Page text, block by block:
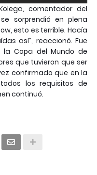
comentador del
sorprendió en plena
esto es terrible. Hacía
así”, reaccionó. Fue
Copa del Mundo de
que tuvieron que ser
confirmado que en la
los requisitos de
continuó.